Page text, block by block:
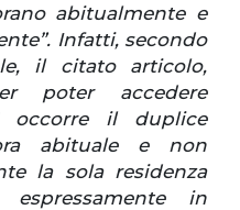
abitualmente e
Infatti, secondo
il citato articolo,
poter accedere
occorre il duplice
abituale e non
la sola residenza
in